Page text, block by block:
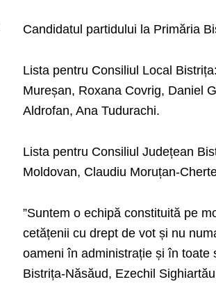
Candidatul partidului la Primăria
Lista pentru Consiliul Local
Mureșan, Roxana Covrig, Daniel
Aldrofan, Ana Tudurachi.
Lista pentru Consiliul Județean
Moldovan, Claudiu Moruțan-
”Suntem o echipă constituită pe
cetățenii cu drept de vot și nu
oameni în administrație și în toate
Bistrița-Năsăud, Ezechil